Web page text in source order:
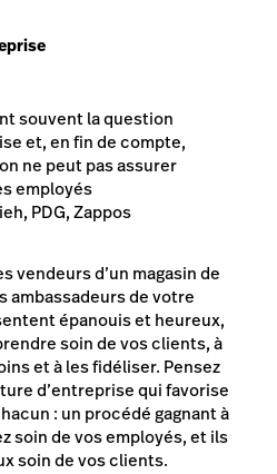
souvent la question
et, en fin de compte,
ne peut pas assurer
employés
PDG, Zappos
vendeurs d’un magasin de
ambassadeurs de votre
épanouis et heureux,
soin de vos clients, à
et à les fidéliser. Pensez
d’entreprise qui favorise
: un procédé gagnant à
soin de vos employés, et ils
soin de vos clients.